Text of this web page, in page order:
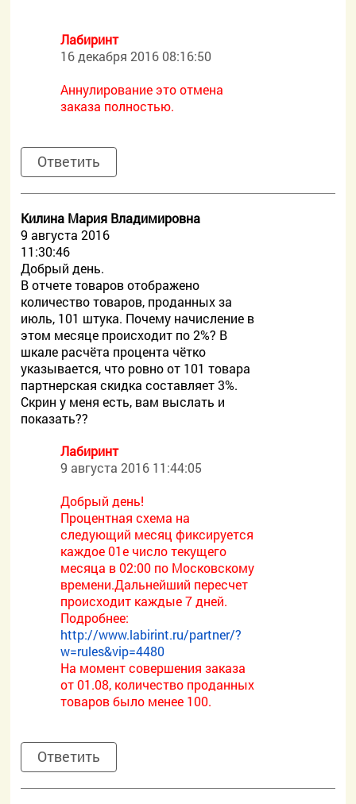
Лабиринт
16 декабря 2016 08:16:50
Аннулирование это отмена
заказа полностью.
Ответить
Килина Мария Владимировна
9 августа 2016
11:30:46
Добрый день.
В отчете товаров отображено
количество товаров, проданных за
июль, 101 штука. Почему начисление в
этом месяце происходит по 2%? В
шкале расчёта процента чётко
указывается, что ровно от 101 товара
партнерская скидка составляет 3%.
Скрин у меня есть, вам выслать и
показать??
Лабиринт
9 августа 2016 11:44:05
Добрый день!
Процентная схема на
следующий месяц фиксируется
каждое 01е число текущего
месяца в 02:00 по Московскому
времени.Дальнейший пересчет
происходит каждые 7 дней.
Подробнее:
http://www.labirint.ru/partner/?
w=rules&vip=4480
На момент совершения заказа
от 01.08, количество проданных
товаров было менее 100.
Ответить